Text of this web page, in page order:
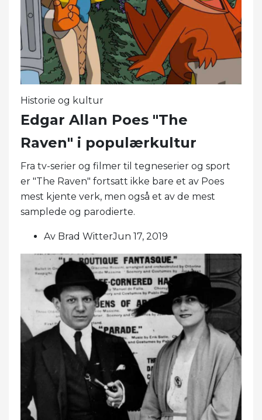
Historie og kultur
Edgar Allan Poes "The
Raven" i populærkultur
Fra tv-serier og filmer til tegneserier og sport
er "The Raven" fortsatt ikke bare et av Poes
mest kjente verk, men også et av de mest
samplede og parodierte.
Av Brad WitterJun 17, 2019